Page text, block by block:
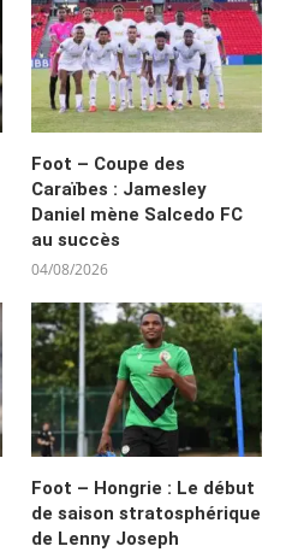
Foot – Coupe des
Caraïbes : Jamesley
Daniel mène Salcedo FC
au succès
04/08/2026
Foot – Hongrie : Le début
de saison stratosphérique
de Lenny Joseph